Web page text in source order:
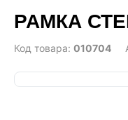
РАМКА
Код товара: 010704